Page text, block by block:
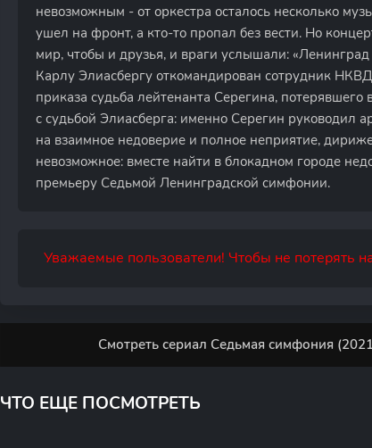
невозможным - от оркестра осталось несколько
ушел на фронт, а кто-то пропал без вести. Но
мир, чтобы и друзья, и враги услышали:
Карлу Элиасбергу откомандирован сотрудник
приказа судьба лейтенанта Серегина,
с судьбой Элиасберга: именно Серегин руководил
на взаимное недоверие и полное неприятие,
невозможное: вместе найти в блокадном городе
премьеру Седьмой Ленинградской симфонии.
Уважаемые пользователи! Чтобы не потерять
Смотреть сериал Седьмая симфония
ЧТО ЕЩЕ ПОСМОТРЕТЬ